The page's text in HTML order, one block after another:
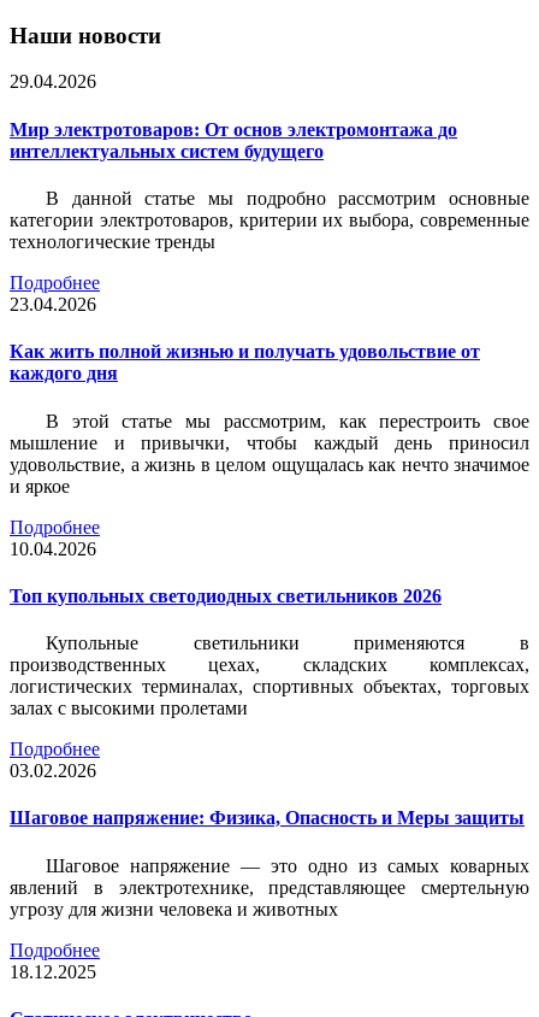
Наши новости
29.04.2026
Мир электротоваров: От основ электромонтажа до
интеллектуальных систем будущего
В данной статье мы подробно рассмотрим основные
категории электротоваров, критерии их выбора, современные
технологические тренды
Подробнее
23.04.2026
Как жить полной жизнью и получать удовольствие от
каждого дня
В этой статье мы рассмотрим, как перестроить свое
мышление и привычки, чтобы каждый день приносил
удовольствие, а жизнь в целом ощущалась как нечто значимое
и яркое
Подробнее
10.04.2026
Топ купольных светодиодных светильников 2026
Купольные светильники применяются в
производственных цехах, складских комплексах,
логистических терминалах, спортивных объектах, торговых
залах с высокими пролетами
Подробнее
03.02.2026
Шаговое напряжение: Физика, Опасность и Меры защиты
Шаговое напряжение — это одно из самых коварных
явлений в электротехнике, представляющее смертельную
угрозу для жизни человека и животных
Подробнее
18.12.2025